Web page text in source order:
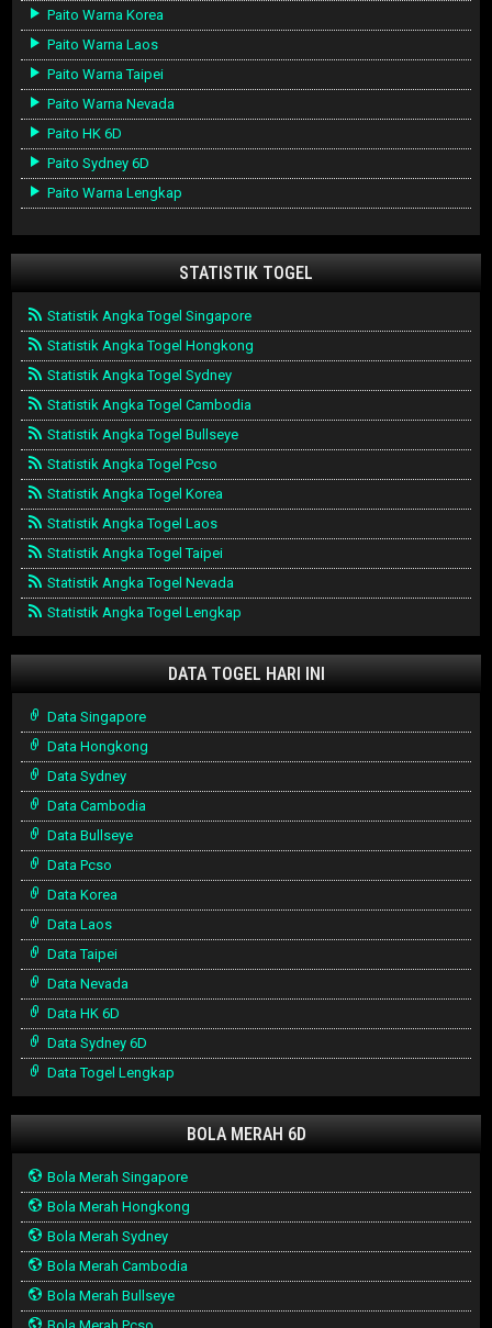
Paito Warna Korea
Paito Warna Laos
Paito Warna Taipei
Paito Warna Nevada
Paito HK 6D
Paito Sydney 6D
Paito Warna Lengkap
STATISTIK TOGEL
Statistik Angka Togel Singapore
Statistik Angka Togel Hongkong
Statistik Angka Togel Sydney
Statistik Angka Togel Cambodia
Statistik Angka Togel Bullseye
Statistik Angka Togel Pcso
Statistik Angka Togel Korea
Statistik Angka Togel Laos
Statistik Angka Togel Taipei
Statistik Angka Togel Nevada
Statistik Angka Togel Lengkap
DATA TOGEL HARI INI
Data Singapore
Data Hongkong
Data Sydney
Data Cambodia
Data Bullseye
Data Pcso
Data Korea
Data Laos
Data Taipei
Data Nevada
Data HK 6D
Data Sydney 6D
Data Togel Lengkap
BOLA MERAH 6D
Bola Merah Singapore
Bola Merah Hongkong
Bola Merah Sydney
Bola Merah Cambodia
Bola Merah Bullseye